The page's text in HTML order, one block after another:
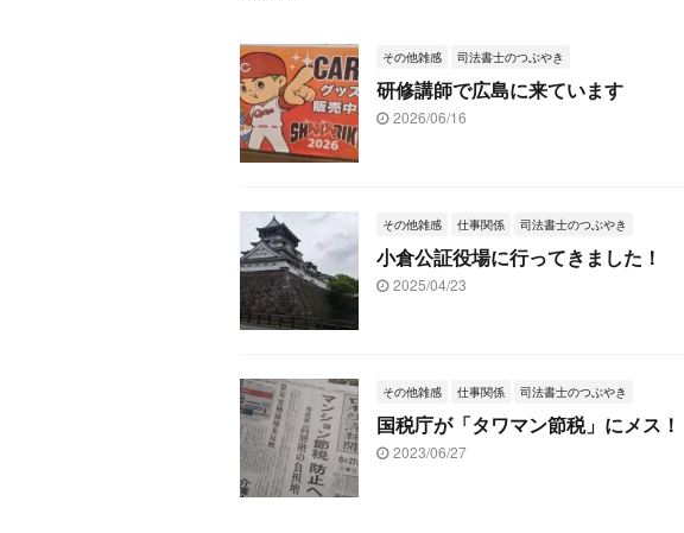
その他雑感 司法書士のつぶやき
研修講師で広島に来ています
2026/06/16
その他雑感 仕事関係 司法書士のつぶやき
小倉公証役場に行ってきました！
2025/04/23
その他雑感 仕事関係 司法書士のつぶやき
国税庁が「タワマン節税」にメス！
2023/06/27